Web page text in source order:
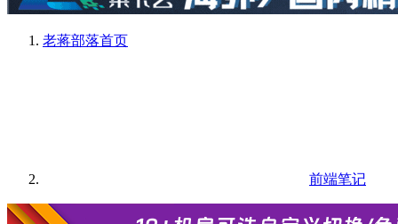
老蒋部落首页
前端笔记